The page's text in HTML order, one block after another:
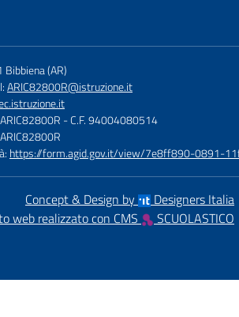
Bibbiena (AR)
ARIC82800R@istruzione.it
- C.F. 94004080514
https://form.agid.gov.it/view/7e8ff890-0891-
Concept & Design by
Designers Italia
web realizzato con CMS
SCUOLASTICO